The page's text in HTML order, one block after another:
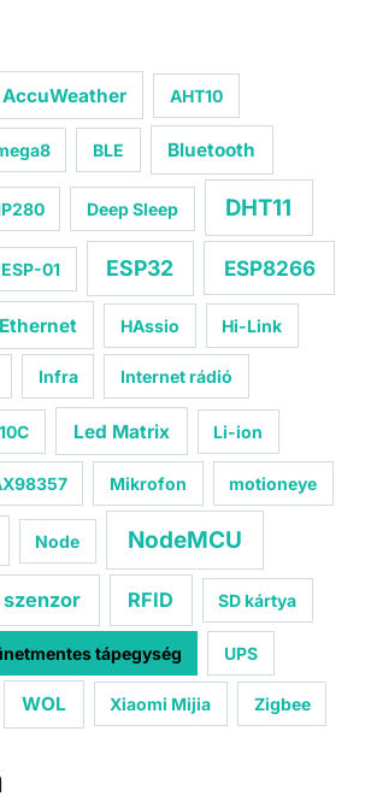
AccuWeather AHT10
BLE Bluetooth
Deep Sleep DHT11
ESP-01 ESP32 ESP8266
Ethernet HAssio Hi-Link
Infra Internet rádió
Led Matrix Li-ion
Mikrofon motioneye
Node NodeMCU
szenzor RFID SD kártya
tápegység UPS
WOL Xiaomi Mijia Zigbee